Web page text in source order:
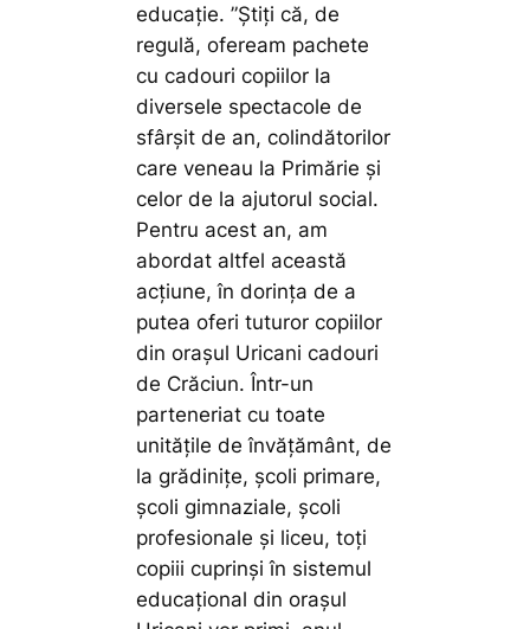
educație.”Știți că, de
regulă, ofeream pachete
cu cadouri copiilor la
diversele spectacole de
sfârșit de an, colindătorilor
care veneau la Primărie și
celor de la ajutorul social.
Pentru acest an, am
abordat altfel această
acțiune, în dorința de a
putea oferi tuturor copiilor
din orașul Uricani cadouri
de Crăciun. Într-un
parteneriat cu toate
unitățile de învățământ, de
la grădinițe, școli primare,
școli gimnaziale, școli
profesionale și liceu, toți
copiii cuprinși în sistemul
educațional din orașul